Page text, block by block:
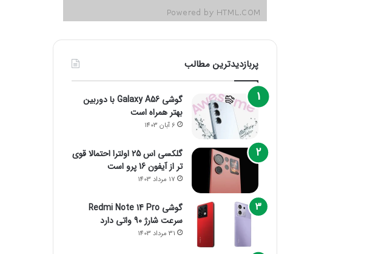
پربازدیدترین مطالب
گوشی Galaxy A56 با دوربین
بهتر همراه است
6 آبان 1403
گلکسی اس 25 اولترا احتمالا قوی
تر از آیفون 16 پرو است
17 مرداد 1403
گوشی Redmi Note 14 Pro
سرعت شارژ 90 واتی دارد
31 مرداد 1403